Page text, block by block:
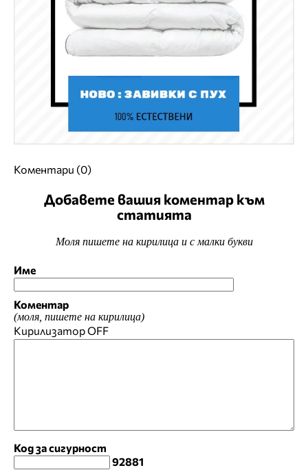
Коментари (0)
Добавете вашия коментар към
статията
Моля пишете на кирилица и с малки букви
Име
Коментар
(моля, пишете на кирилица)
КирилизаторOFF
Код за сигурност
92881